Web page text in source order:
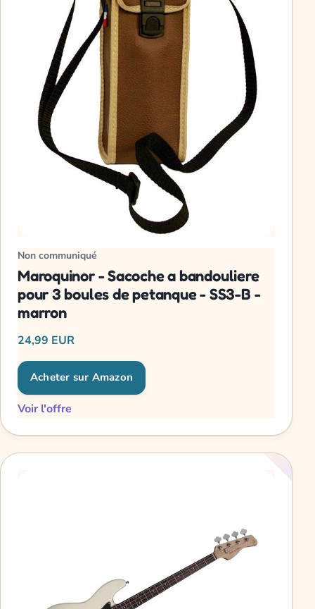
Non communiqué
Maroquinor - Sacoche a bandouliere
pour 3 boules de petanque - SS3-B -
marron
24,99 EUR
Acheter sur Amazon
Voir l'offre